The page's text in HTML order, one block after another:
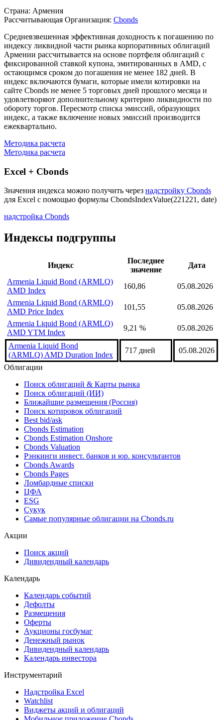
Описание индекса
Страна: Армения
Рассчитывающая Организация: Cbonds
Средневзвешенная эффективная доходность к погашению по
индексу ликвидной части рынка корпоративных облигаций
Армении рассчитывается на основе портфеля облигаций с
фиксированной ставкой купона, эмитированных в AMD, с
остающимся сроком до погашения не менее 182 дней. В
индекс включаются бумаги, которые имели котировки на
сайте Cbonds не менее 5 торговых дней прошлого месяца и
удовлетворяют дополнительному критерию ликвидности по
обороту торгов. Пересмотр списка эмиссий, образующих
индекс, а также включение новых эмиссий производится
Методика расчета
Методика расчета
Excel + Cbonds
для Excel с помощью формулы
Индексы подгруппы
Индекс
значение
Armenia Liquid Bond (ARMLQ)
AMD Index
Armenia Liquid Bond (ARMLQ)
AMD Price Index
101,55
05.08.2026
Armenia Liquid Bond (ARMLQ)
AMD YTM Index
9,21 % 05.08.2026
Armenia Liquid Bond
(ARMLQ) AMD Duration Index
717 дней
Облигации
Поиск облигаций & Карты рынка
Поиск облигаций (ИИ)
Ближайшие размещения (Россия)
Поиск котировок облигаций
Best bid/ask
Cbonds Estimation
Cbonds Estimation Onshore
Cbonds Valuation
Рэнкинги инвест. банков и юр. консультантов
Cbonds Awards
Cbonds Pages
Ломбардные списки
ESG
Самые популярные облигации на Cbonds.ru
Дивидендный календарь
Календарь
Календарь событий
Дефолты
Размещения
Оферты
Денежный рынок
Календарь инвестора
Инструментарий